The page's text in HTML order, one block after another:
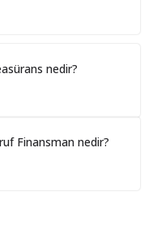
nedir?
Finansman nedir?